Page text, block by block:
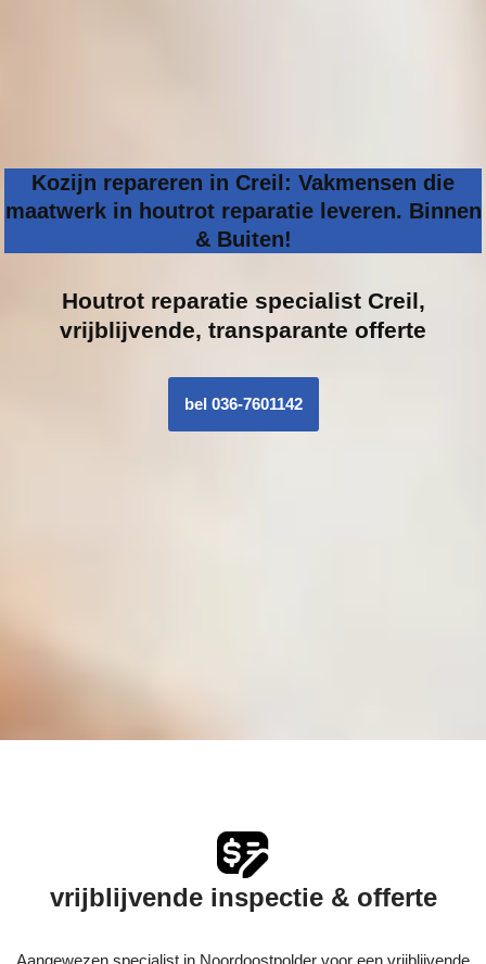
Kozijn repareren in Creil: Vakmensen die
maatwerk in houtrot reparatie leveren. Binnen
& Buiten!
Houtrot reparatie specialistCreil,
vrijblijvende, transparante offerte
bel 036-7601142
vrijblijvende inspectie & offerte
Aangewezen specialist in Noordoostpolder voor een vrijblijvende